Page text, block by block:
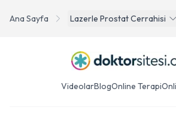
Ana Sayfa Lazerle Prostat Cerrahisi
VideolarBlogOnline Terapi